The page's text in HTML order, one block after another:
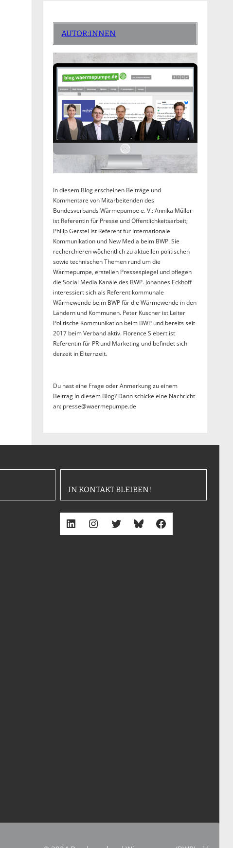
AUTOR:INNEN
In diesem Blog erscheinen Beiträge und
Kommentare von Mitarbeitenden des
Bundesverbands Wärmepumpe e. V.: Annika Müller
ist Referentin für Presse und Öffentlichkeitsarbeit;
Philip Gerstel ist Referent für Internationale
Kommunikation und New Media beim BWP. Sie
recherchieren wöchentlich zu aktuellen politischen
sowie technischen Themen rund um die
Wärmepumpe, erstellen Pressespiegel und pflegen
die Social Media Kanäle des BWP. Johannes Eckhoff
interessiert sich als Referent kommunale
Wärmewende beim BWP für die Wärmewende in den
Ländern und Kommunen. Peter Kuscher ist Leiter
Politische Kommunikation beim BWP und bereits seit
2017 beim Verband aktiv. Florence Siebert ist
Referentin für PR und Marketing und befindet sich
derzeit in Elternzeit.
Du hast eine Frage oder Anmerkung zu einem
Beitrag in diesem Blog? Dann schicke eine Nachricht
an: presse@waermepumpe.de
IN KONTAKT BLEIBEN!
LinkedIn Instagram Twitter Bluesky Facebook